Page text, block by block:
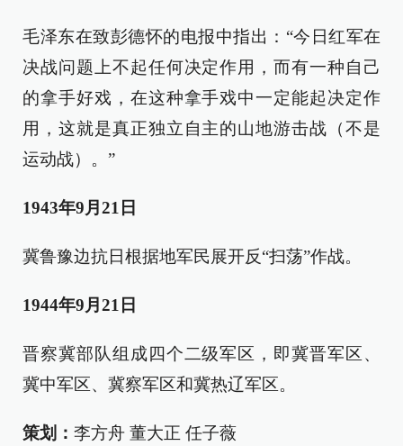
毛泽东在致彭德怀的电报中指出：“今日红军在
决战问题上不起任何决定作用，而有一种自己
的拿手好戏，在这种拿手戏中一定能起决定作
用，这就是真正独立自主的山地游击战（不是
运动战）。”
1943年9月21日
冀鲁豫边抗日根据地军民展开反“扫荡”作战。
1944年9月21日
晋察冀部队组成四个二级军区，即冀晋军区、
冀中军区、冀察军区和冀热辽军区。
策划： 李方舟 董大正 任子薇